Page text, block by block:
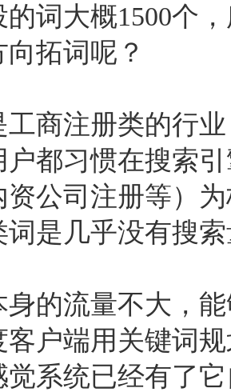
词大概1500个
拓词呢？
工商注册类的行
户都习惯在搜索
资公司注册等）
词是几乎没有搜
身的流量不大，
客户端用关键词
系统已经有了